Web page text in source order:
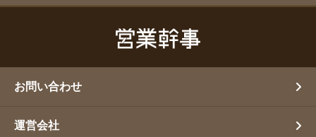
お問い合わせ
運営会社